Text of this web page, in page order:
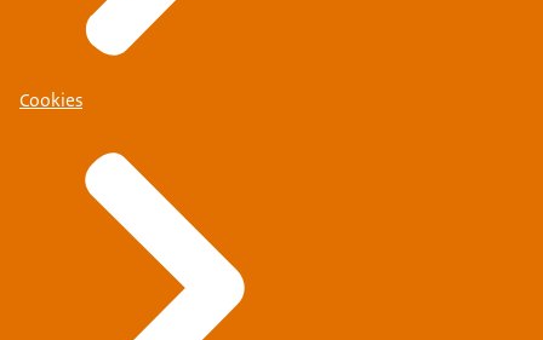
Cookies